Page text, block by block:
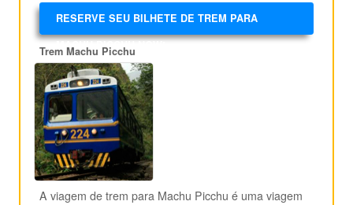
RESERVE SEU BILHETE DE TREM PARA
MACHU PICCHU NOW!
Trem Machu Picchu
A viagem de trem para Machu Picchu é uma viagem